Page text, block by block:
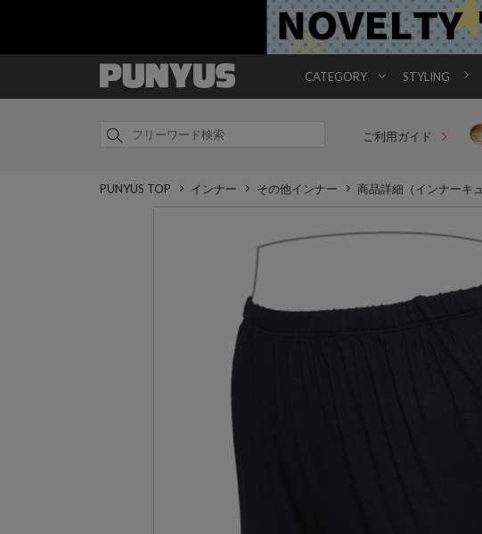
CATEGORY STYLING
ご利用ガイド
PUNYUS TOP インナー その他インナー 商品詳細（インナーキ